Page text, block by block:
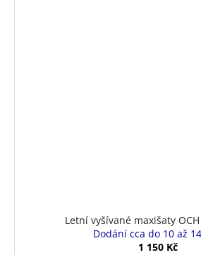
Letní vyšívané maxišaty
Dodání cca do 10 až
1 150 Kč